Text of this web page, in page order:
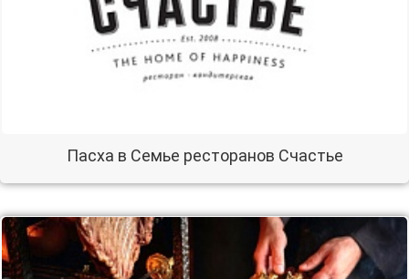
Пасха в Семье ресторанов Счастье